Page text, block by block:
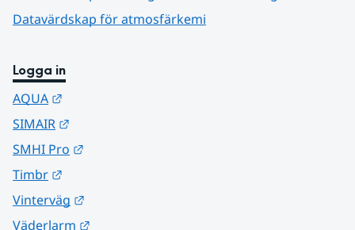
Datavärdskap för atmosfärkemi
Logga in
AQUA
SIMAIR
SMHI Pro
Timbr
Vinterväg
Väderlarm